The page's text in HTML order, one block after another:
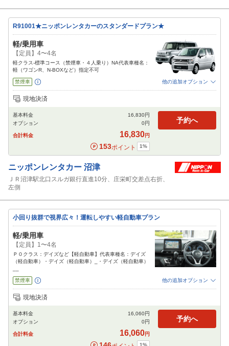
R91001★ニッポンレンタカーのスタンダードプラン★
軽/乗用車
【定員】4〜4名
軽クラス-標準コース（禁煙車・４人乗り）NA代表車種名：
軽（ワゴンR、N-BOXなど）指定不可
禁煙車 他の追加オプション
追加可能オプション
カーナビ
現地決済
基本料金 16,830円
オプション
0円
合計料金 16,830円
153ポイント 1%
予約へ
ニッポンレンタカー 沼津
ＪＲ沼津駅北口スルガ銀行直進10分、庄栄町交差点右折、
左側
小回り抜群で視界広々！運転しやすい軽自動車プラン
軽/乗用車
【定員】1〜4名
Ｐ０クラス：デイズなど【軽自動車】代表車種名：デイズ
（軽自動車）・デイズ（軽自動車）_・デイズ（軽自動車）
禁煙車 他の追加オプション
追加可能オプション
カーナビ
現地決済
基本料金 16,060円
オプション
0円
合計料金 16,060円
1%
予約へ